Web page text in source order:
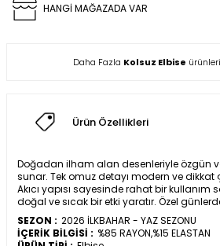
HANGİ MAĞAZADA VAR
Daha Fazla Kolsuz Elbise
Ürün Özellikleri
Doğadan ilham alan desenleriyle özgün
sunar. Tek omuz detayı modern ve dikkat
Akıcı yapısı sayesinde rahat bir
doğal ve sıcak bir etki yaratır. Özel
SEZON : 2026 İLKBAHAR - YAZ SEZONU
İÇERİK BİLGİSİ : %85 RAYON,%15 ELASTAN